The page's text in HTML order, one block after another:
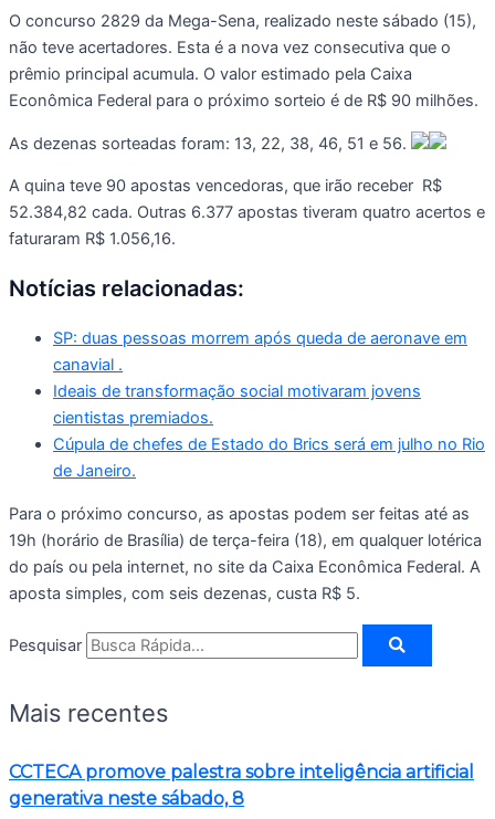
O concurso 2829 da Mega-Sena, realizado neste sábado (15),
não teve acertadores. Esta é a nova vez consecutiva que o
prêmio principal acumula. O valor estimado pela Caixa
Econômica Federal para o próximo sorteio é de R$ 90 milhões.
As dezenas sorteadas foram: 13, 22, 38, 46, 51 e 56.
A quina teve 90 apostas vencedoras, que irão receber R$
52.384,82 cada. Outras 6.377 apostas tiveram quatro acertos e
faturaram R$ 1.056,16.
Notícias relacionadas:
SP: duas pessoas morrem após queda de aeronave em
canavial .
Ideais de transformação social motivaram jovens
cientistas premiados.
Cúpula de chefes de Estado do Brics será em julho no Rio
de Janeiro.
Para o próximo concurso, as apostas podem ser feitas até as
19h (horário de Brasília) de terça-feira (18), em qualquer lotérica
do país ou pela internet, no site da Caixa Econômica Federal. A
aposta simples, com seis dezenas, custa R$ 5.
Pesquisar
Mais recentes
CCTECA promove palestra sobre inteligência artificial
generativa neste sábado, 8